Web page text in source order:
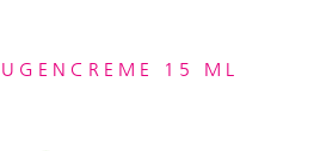
15 ML